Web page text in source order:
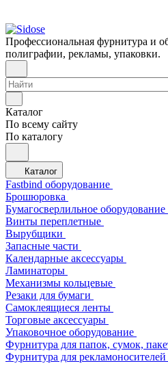
Профессиональная фурнитура и
полиграфии, рекламы, упаковки.
Каталог
По всему сайту
По каталогу
Каталог
Fastbind оборудование
Брошюровка
Бумагосверлильное оборудование
Винты переплетные
Вырубщики
Запасные части
Календарные аксессуары
Ламинаторы
Механизмы кольцевые
Резаки для бумаги
Самоклеящиеся ленты
Торговые аксессуары
Упаковочное оборудование
Фурнитура для папок, сумок,
Фурнитура для рекламоносителей